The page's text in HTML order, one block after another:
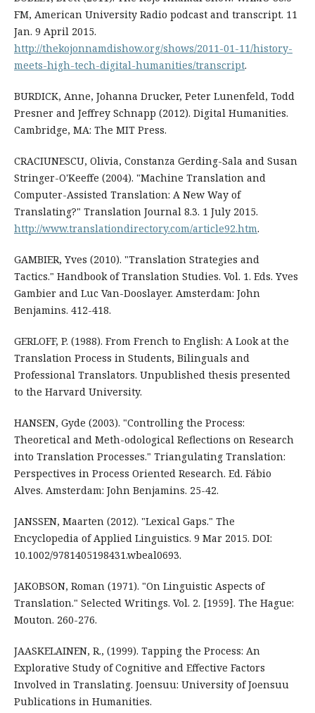
FM, American University Radio podcast and transcript. 11
Jan. 9 April 2015.
http://thekojonnamdishow.org/shows/2011-01-11/history-
meets-high-tech-digital-humanities/transcript.
BURDICK, Anne, Johanna Drucker, Peter Lunenfeld, Todd
Presner and Jeffrey Schnapp (2012). Digital Humanities.
Cambridge, MA: The MIT Press.
CRACIUNESCU, Olivia, Constanza Gerding-Sala and Susan
Stringer-O'Keeffe (2004). "Machine Translation and
Computer-Assisted Translation: A New Way of
Translating?" Translation Journal 8.3. 1 July 2015.
http://www.translationdirectory.com/article92.htm.
GAMBIER, Yves (2010). "Translation Strategies and
Tactics." Handbook of Translation Studies. Vol. 1. Eds. Yves
Gambier and Luc Van-Dooslayer. Amsterdam: John
Benjamins. 412-418.
GERLOFF, P. (1988). From French to English: A Look at the
Translation Process in Students, Bilinguals and
Professional Translators. Unpublished thesis presented
to the Harvard University.
HANSEN, Gyde (2003). "Controlling the Process:
Theoretical and Meth-odological Reflections on Research
into Translation Processes." Triangulating Translation:
Perspectives in Process Oriented Research. Ed. Fábio
Alves. Amsterdam: John Benjamins. 25-42.
JANSSEN, Maarten (2012). "Lexical Gaps." The
Encyclopedia of Applied Linguistics. 9 Mar 2015. DOI:
10.1002/9781405198431.wbeal0693.
JAKOBSON, Roman (1971). "On Linguistic Aspects of
Translation." Selected Writings. Vol. 2. [1959]. The Hague:
Mouton. 260-276.
JAASKELAINEN, R., (1999). Tapping the Process: An
Explorative Study of Cognitive and Effective Factors
Involved in Translating. Joensuu: University of Joensuu
Publications in Humanities.